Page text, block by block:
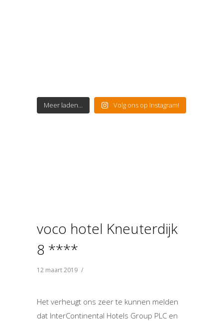
Meer laden… Volg ons op Instagram!
voco hotel Kneuterdijk
8 ****
12 maart 2019 /
Het verheugt ons zeer te kunnen melden
dat InterContinental Hotels Group PLC en